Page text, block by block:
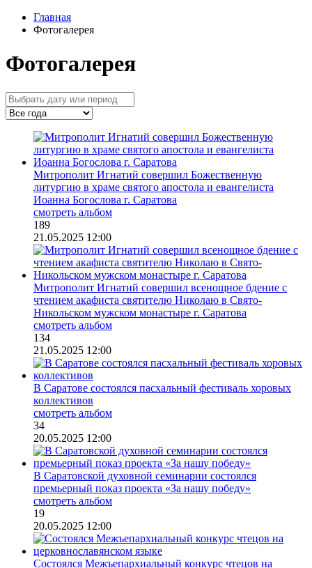
Главная
Фотогалерея
Фотогалерея
Митрополит Игнатий совершил Божественную
литургию в храме святого апостола и евангелиста
Иоанна Богослова г. Саратова
смотреть альбом
189
21.05.2025 12:00
Митрополит Игнатий совершил всенощное бдение с
чтением акафиста святителю Николаю в Свято-
Никольском мужском монастыре г. Саратова
смотреть альбом
134
21.05.2025 12:00
В Саратове состоялся пасхальный фестиваль хоровых
коллективов
смотреть альбом
34
20.05.2025 12:00
В Саратовской духовной семинарии состоялся
премьерный показ проекта «За нашу победу»
смотреть альбом
19
20.05.2025 12:00
Состоялся Межъепархиальный конкурс чтецов на